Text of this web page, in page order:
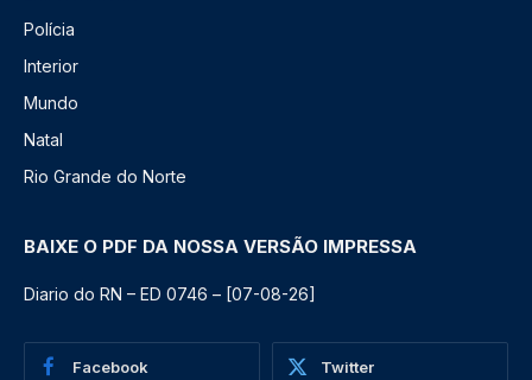
Polícia
Interior
Mundo
Natal
Rio Grande do Norte
BAIXE O PDF DA NOSSA VERSÃO IMPRESSA
Diario do RN – ED 0746 – [07-08-26]
Facebook Twitter